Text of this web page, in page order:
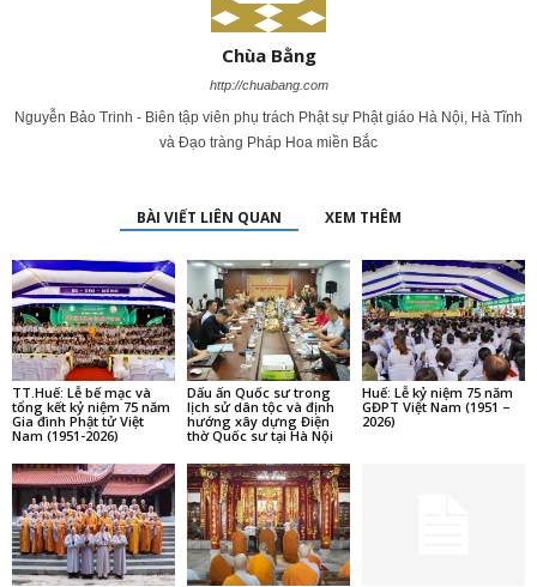
Chùa Bằng
http://chuabang.com
Nguyễn Bảo Trinh - Biên tập viên phụ trách Phật sự Phật giáo Hà Nội, Hà Tĩnh
và Đạo tràng Pháp Hoa miền Bắc
BÀI VIẾT LIÊN QUAN XEM THÊM
TT.Huế: Lễ bế mạc và
tổng kết kỷ niệm 75 năm
Gia đình Phật tử Việt
Nam (1951-2026)
Dấu ấn Quốc sư trong
lịch sử dân tộc và định
hướng xây dựng Điện
thờ Quốc sư tại Hà Nội
Huế: Lễ kỷ niệm 75 năm
GĐPT Việt Nam (1951 –
2026)